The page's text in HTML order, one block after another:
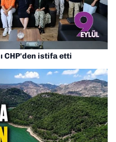
CHP'den istifa etti